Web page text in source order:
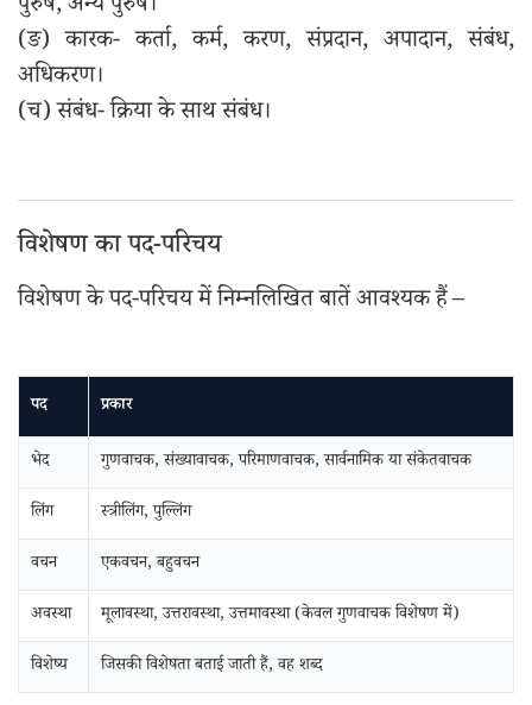
(ङ) कारक- कर्ता, कर्म, करण, संप्रदान, अपादान, संबंध,
अधिकरण।
(च) संबंध- क्रिया के साथ संबंध।
विशेषण का पद-परिचय
विशेषण के पद-परिचय में निम्नलिखित बातें आवश्यक हैं –
पद प्रकार
भेद
गुणवाचक, संख्यावाचक, परिमाणवाचक, सार्वनामिक या संकेतवाचक
लिंग
स्त्रीलिंग, पुल्लिंग
वचन
एकवचन, बहुवचन
अवस्था
मूलावस्था, उत्तरावस्था, उत्तमावस्था (केवल गुणवाचक विशेषण में)
विशेष्य
जिसकी विशेषता बताई जाती हैं, वह शब्द